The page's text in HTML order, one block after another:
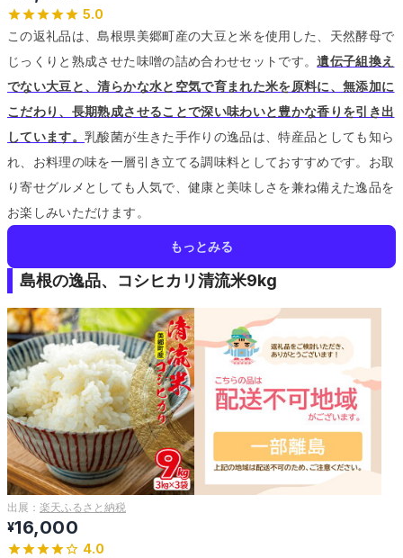
5.0
この返礼品は、島根県美郷町産の大豆と米を使用した、天然酵母で
じっくりと熟成させた味噌の詰め合わせセットです。遺伝子組換え
でない大豆と、清らかな水と空気で育まれた米を原料に、無添加に
こだわり、長期熟成させることで深い味わいと豊かな香りを引き出
しています。乳酸菌が生きた手作りの逸品は、特産品としても知ら
れ、お料理の味を一層引き立てる調味料としておすすめです。 お取
り寄せグルメとしても人気で、健康と美味しさを兼ね備えた逸品を
お楽しみいただけます。
もっとみる
島根の逸品、コシヒカリ清流米9kg
出展： 楽天ふるさと納税
¥16,000
4.0